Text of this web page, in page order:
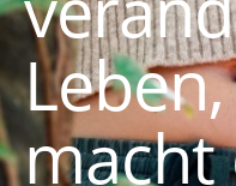
Leben,
macht